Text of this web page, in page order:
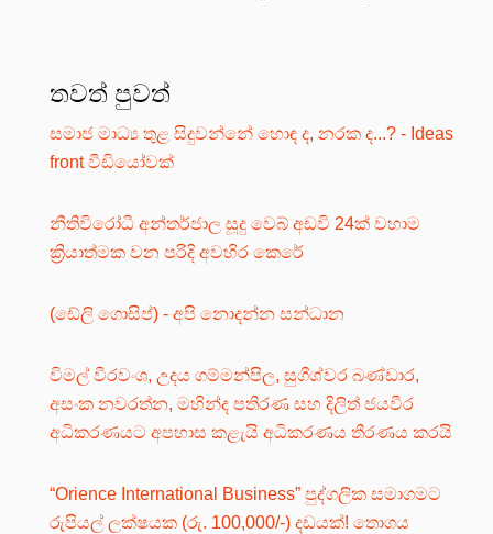
තවත් පුවත්
සමාජ මාධ්‍ය තුළ සිදුවන්නේ හොඳ ද, නරක ද...? - Ideas
front වීඩියෝවක්
නීතිවිරෝධී අන්තර්ජාල සූදු වෙබ් අඩවි 24ක් වහාම
ක්‍රියාත්මක වන පරිදි අවහිර කෙරේ
(ඩේලි ගොසිප්) - අපි නොදන්න සන්ධාන
විමල් වීරවංශ, උදය ගම්මන්පිල, සුගීශ්වර බණ්ඩාර,
අසංක නවරත්න, මහින්ද පතිරණ සහ දිලිත් ජයවීර
අධිකරණයට අපහාස කළැයි අධිකරණය තීරණය කරයි
“Orience International Business” පුද්ගලික සමාගමට
රුපියල් ලක්ෂයක (රු. 100,000/-) දඩයක්! තොගය